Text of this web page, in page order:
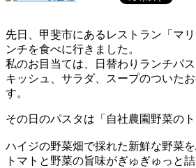
先日、甲斐市にあるレストラン「マ
ンチを食べに行きました。
私のお目当ては、日替わりランチパス
キッシュ、サラダ、スープのついた
す。
その日のパスタは「自社農園野菜の
ハイジの野菜畑で採れた新鮮な野菜を
トマトと野菜の旨味がぎゅぎゅっと